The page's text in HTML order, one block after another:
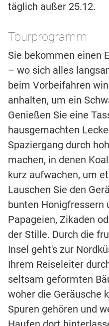
täglich außer 25.12.
Tourprogramm
Sie bekommen einen
– wo sich alles
beim Vorbeifahren
anhalten, um ein
Genießen Sie eine
hausgemachten
Spaziergang durch
machen, in denen
kurz aufwachen, um
Lauschen Sie den
bunten Honigfressern
Papageien, Zikaden
der Stille. Durch die
Insel geht's zur
Ihrem Reiseleiter
seltsam geformten
woher die Geräusche
Spuren gehören und